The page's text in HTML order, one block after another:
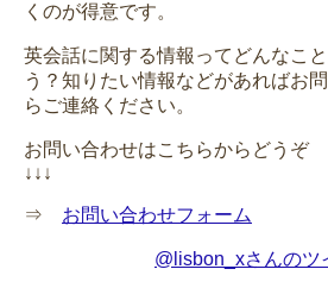
くのが得意です。
英会話に関する情報ってどんなこ
う？知りたい情報などがあればお
らご連絡ください。
お問い合わせはこちらからどうぞ
↓↓↓
⇒ お問い合わせフォーム
@lisbon_xさんのツ